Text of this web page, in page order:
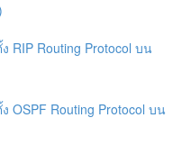
RIP Routing Protocol บน
OSPF Routing Protocol บน